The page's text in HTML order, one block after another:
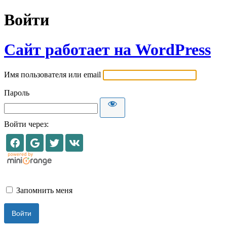
Войти
Сайт работает на WordPress
Имя пользователя или email
Пароль
Войти через:
Запомнить меня